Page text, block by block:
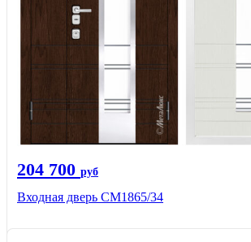
204 700 руб
Входная дверь СМ1865/34